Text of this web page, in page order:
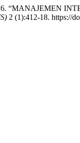
“MANAJEMEN
2 (1):412-18. https://